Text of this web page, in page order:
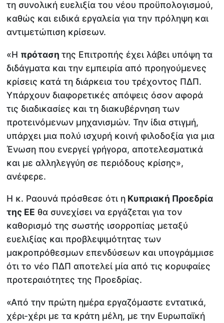
τη συνολική ευελιξία του νέου προϋπολογισμού,
καθώς και ειδικά εργαλεία για την πρόληψη και
αντιμετώπιση κρίσεων.
«Η πρότασητης Επιτροπής έχει λάβει υπόψη τα
διδάγματα και την εμπειρία από προηγούμενες
κρίσεις κατά τη διάρκεια του τρέχοντος ΠΔΠ.
Υπάρχουν διαφορετικές απόψεις όσον αφορά
τις διαδικασίες και τη διακυβέρνηση των
προτεινόμενων μηχανισμών. Την ίδια στιγμή,
υπάρχει μια πολύ ισχυρή κοινή φιλοδοξία για μια
Ένωση που ενεργεί γρήγορα, αποτελεσματικά
και με αλληλεγγύη σε περιόδους κρίσης»,
ανέφερε.
Η κ. Ραουνά πρόσθεσε ότι η Κυπριακή Προεδρία
της ΕΕ θα συνεχίσει να εργάζεται για τον
καθορισμό της σωστής ισορροπίας μεταξύ
ευελιξίας και προβλεψιμότητας των
μακροπρόθεσμων επενδύσεων και υπογράμμισε
ότι το νέο ΠΔΠ αποτελεί μία από τις κορυφαίες
προτεραιότητες της Προεδρίας.
«Από την πρώτη ημέρα εργαζόμαστε εντατικά,
χέρι-χέρι με τα κράτη μέλη, με την Ευρωπαϊκή